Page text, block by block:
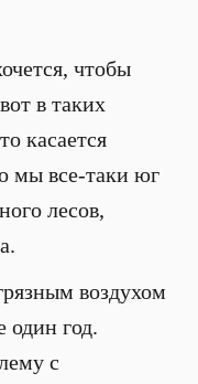
чтобы
в таких
касается
мы все-таки юг
лесов,
воздухом
один год.
с